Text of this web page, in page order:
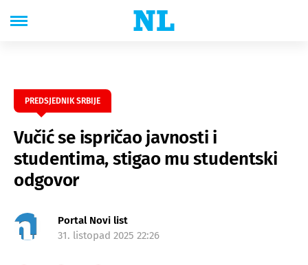
PREDSJEDNIK SRBIJE
Vučić se ispričao javnosti i
studentima, stigao mu studentski
odgovor
Portal Novi list
31. listopad 2025 22:26